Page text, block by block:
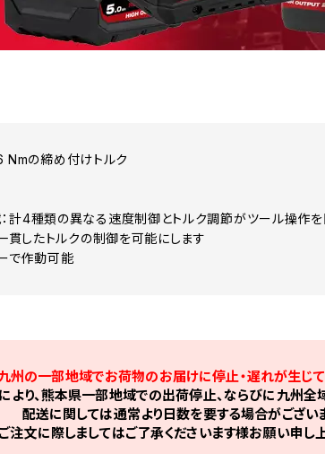
Nmの締め付けトルク
4種類の異なる速度制御とトルク調節がツール操作を
貫したトルクの制御を可能にします
で作動可能
九州の一部地域でお荷物のお届けに停止・遅れが生じて
り、熊本県一部地域での出荷停止、ならびに九州全
配送に関しては通常より日数を要する場合がございま
ご注文に際しましてはご了承くださいます様お願い申し上